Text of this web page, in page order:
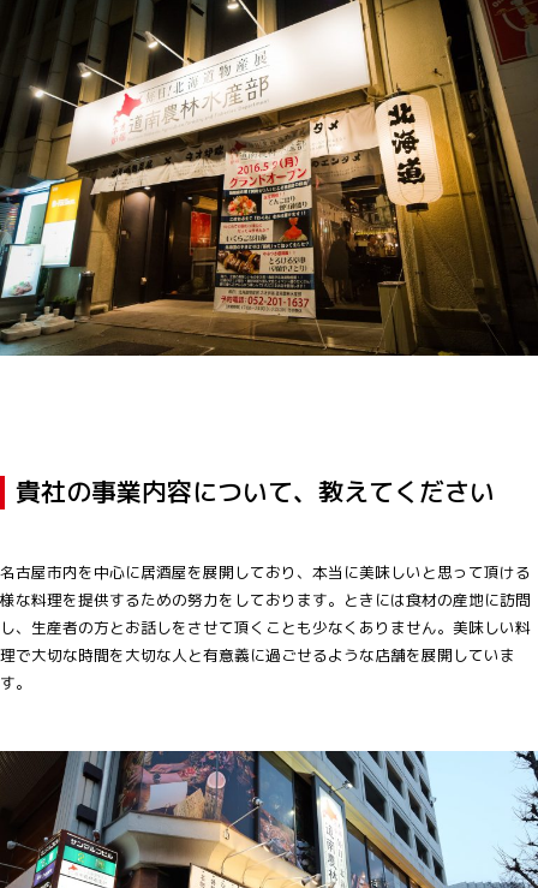
貴社の事業内容について、教えてください
名古屋市内を中心に居酒屋を展開しており、本当に美味しいと思って頂ける
様な料理を提供するための努力をしております。ときには食材の産地に訪問
し、生産者の方とお話しをさせて頂くことも少なくありません。美味しい料
理で大切な時間を大切な人と有意義に過ごせるような店舗を展開していま
す。